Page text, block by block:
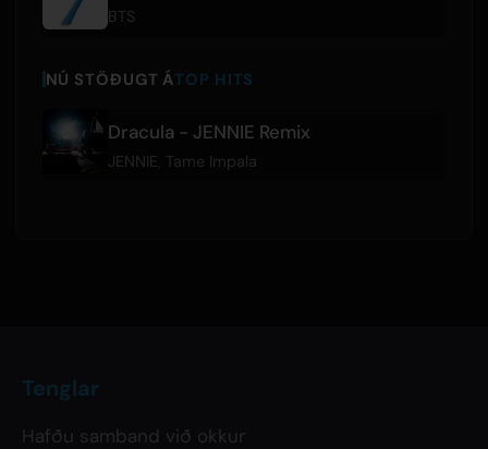
BTS
NÚ STÖÐUGT ÁTOP HITS
Dracula - JENNIE Remix
JENNIE Tame Impala
Tenglar
Hafðu samband við okkur